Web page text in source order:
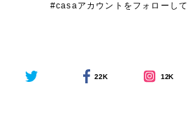
#casaアカウントをフォローして
22K 12K